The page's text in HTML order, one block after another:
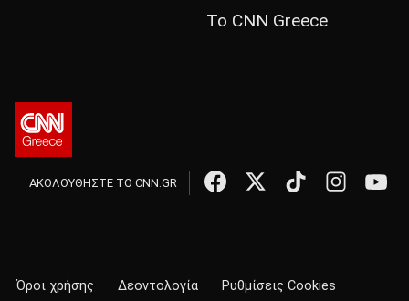
Το CNN Greece
ΑΚΟΛΟΥΘΗΣΤΕ ΤΟ CNN.GR
Όροι χρήσης Δεοντολογία Ρυθμίσεις Cookies